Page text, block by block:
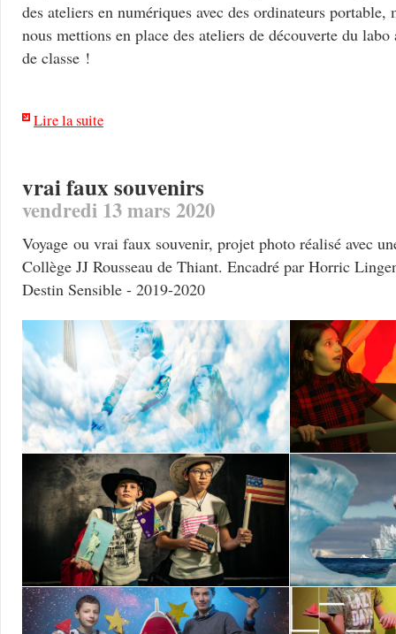
des ateliers en numériques avec des ordinateurs
nous mettions en place des ateliers de découverte du labo
de classe !
Lire la suite
vrai faux souvenirs
vendredi 13 mars 2020
Voyage ou vrai faux souvenir, projet photo réalisé avec
Collège JJ Rousseau de Thiant. Encadré par Horric
Destin Sensible - 2019-2020